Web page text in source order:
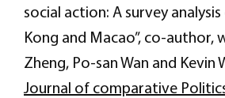
social action: A survey
Kong and Macao”, co-author,
Zheng, Po-san Wan and Kevin
Journal of comparative